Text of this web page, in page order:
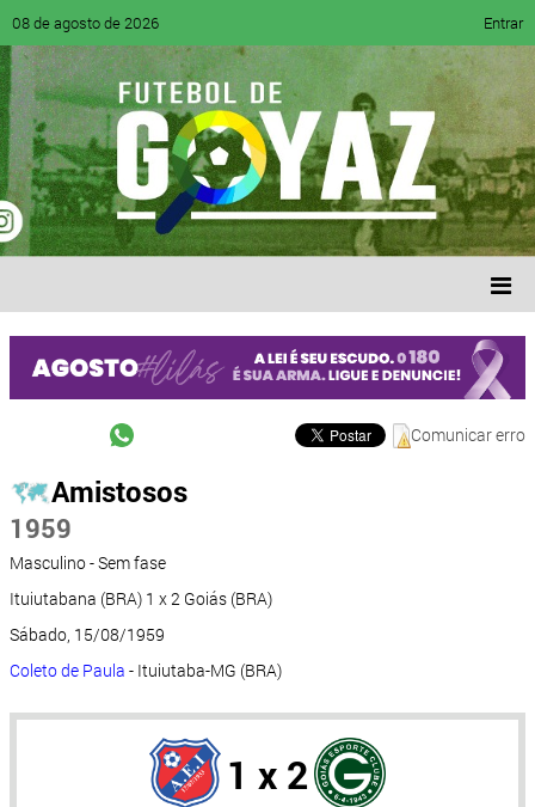
08 de agosto de 2026 Entrar
Comunicar erro
Amistosos
1959
Masculino - Sem fase
Ituiutabana (BRA) 1 x 2 Goiás (BRA)
Sábado, 15/08/1959
Coleto de Paula - Ituiutaba-MG (BRA)
1 x 2